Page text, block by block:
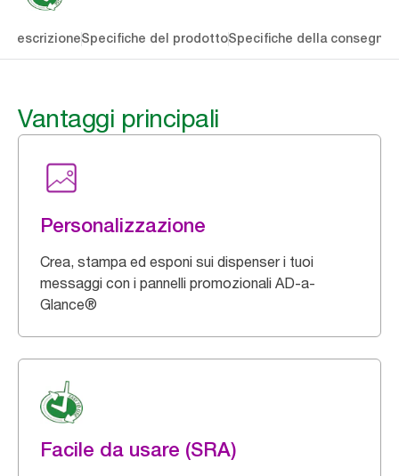
DescrizioneSpecifiche del prodottoSpecifiche della consegna
Vantaggi principali
Personalizzazione
Crea, stampa ed esponi sui dispenser i tuoi
messaggi con i pannelli promozionali AD-a-
Glance®
Facile da usare (SRA)